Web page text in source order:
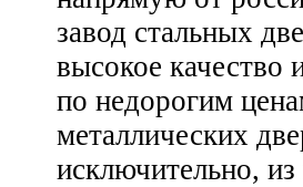
завод стальных
высокое качество
по недорогим
металлических
исключительно,